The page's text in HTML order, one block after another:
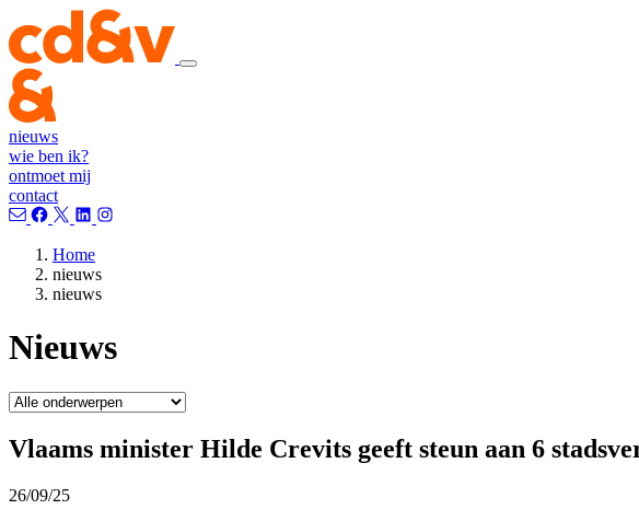
nieuws
wie ben ik?
ontmoet mij
contact
Home
nieuws
nieuws
Nieuws
Vlaams minister Hilde Crevits geeft steun aan 6
26/09/25